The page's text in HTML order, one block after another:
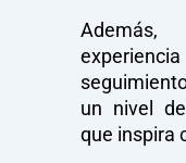
un nivel
que inspira